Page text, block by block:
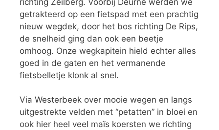
getrakteerd op een fietspad met een prachtig
nieuw wegdek, door het bos richting De Rips,
de snelheid ging dan ook een beetje
omhoog. Onze wegkapitein hield echter alles
goed in de gaten en het vermanende
fietsbelletje klonk al snel.
Via Westerbeek over mooie wegen en langs
uitgestrekte velden met “petatten” in bloei en
ook hier heel veel maïs koersten we richting